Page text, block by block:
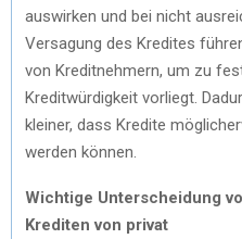
auswirken und bei nicht
Versagung des Kredites
von Kreditnehmern, um zu
Kreditwürdigkeit vorliegt.
kleiner, dass Kredite
werden können.
Wichtige Unterscheidung
Krediten von privat